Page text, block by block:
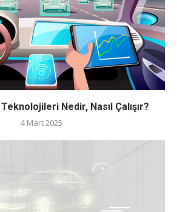
Nedir, Nasıl Çalışır?
4 Mart 2025